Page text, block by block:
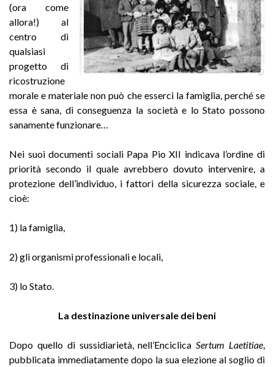
(ora come
allora!) al
centro di
qualsiasi
progetto di
ricostruzione
morale e materiale non può che esserci la famiglia, perché se
essa è sana, di conseguenza la società e lo Stato possono
sanamente funzionare…
Nei suoi documenti sociali Papa Pio XII indicava l’ordine di
priorità secondo il quale avrebbero dovuto intervenire, a
protezione dell’individuo, i fattori della sicurezza sociale, e
cioè:
1) la famiglia,
2) gli organismi professionali e locali,
3) lo Stato.
La destinazione universale dei beni
Dopo quello di sussidiarietà, nell’Enciclica Sertum Laetitiae
pubblicata immediatamente dopo la sua elezione al soglio di